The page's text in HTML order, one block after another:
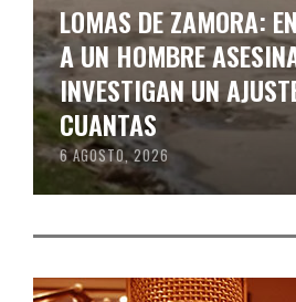
LOMAS DE ZAMORA:
A UN HOMBRE
INVESTIGAN UN
CUANTAS
6 AGOSTO, 2026